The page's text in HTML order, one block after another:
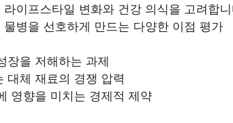
이프스타일 변화와 건강 의식을 고려합
병을 선호하게 만드는 다양한 이점 평가
장을 저해하는 과제
대체 재료의 경쟁 압력
영향을 미치는 경제적 제약